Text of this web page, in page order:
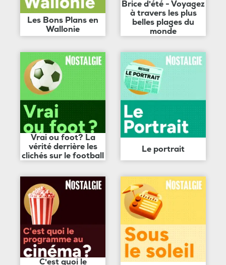
Les Bons Plans en
Wallonie
Brice d'été - Voyagez
à travers les plus
belles plages du
monde
Vrai ou foot? La
vérité derrière les
clichés sur le football
Le portrait
C'est quoi le